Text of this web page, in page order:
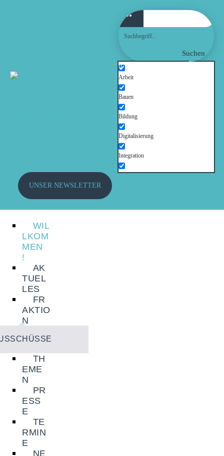
Suchen
Arbeit
Bauen
Bildung
Digitalisierung
Integration
Kinder und Jugendliche
UNSER NEWSLETTER
WIL
LKOM
MEN
!
AK
TUEL
LES
FR
AKTIO
N
TH
EME
N
PR
ESS
E
TE
RMIN
E
NE
WILLKOMMEN!
FRAKTION
AUSSCHÜSSE
PRESSE
TERMINE
NEWSLETTER
KONTAKT